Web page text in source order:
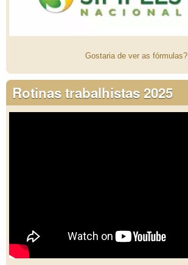
Gostaria de ver as fórmulas?
Rotinas trabalhistas 2025